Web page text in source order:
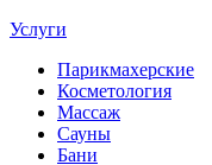
Услуги
Парикмахерские
Косметология
Массаж
Сауны
Бани